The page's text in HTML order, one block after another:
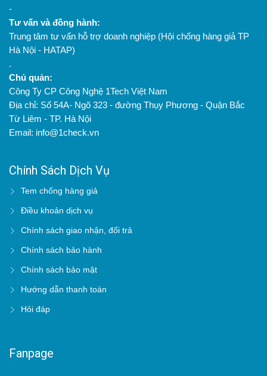
-
Tư vấn và đồng hành:
Trung tâm tư vấn hỗ trợ doanh nghiệp (Hội chống hàng giả TP
Hà Nội - HATAP)
.
Chủ quản:
Công Ty CP Công Nghệ 1Tech Việt Nam
Địa chỉ: Số 54A- Ngõ 323 - đường Thụy Phương - Quận Bắc
Từ Liêm - TP. Hà Nội
Email: info@1check.vn
Chính Sách Dịch Vụ
Tem chống hàng giả
Điều khoản dịch vụ
Chính sách giao nhận, đổi trả
Chính sách bảo hành
Chính sách bảo mật
Hướng dẫn thanh toán
Hỏi đáp
Fanpage